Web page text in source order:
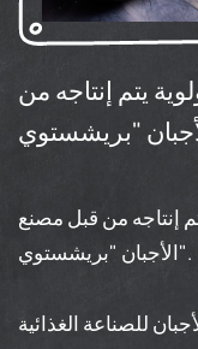
يتم إنتاجه من
إنتاجه من قبل مصنع
الأجبان "بريشستوي".
للصناعة الغذائية